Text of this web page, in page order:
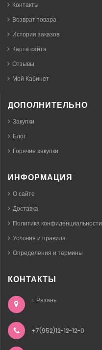
Контакты
Возврат товара
История заказов
Карта сайта
Отзывы
Мой Кабинет
ДОПОЛНИТЕЛЬНО
Закупки
Блог
Горячие закупки
ИНФОРМАЦИЯ
О сайте
Доставка
Политика конфиденциальности
Условия и правила
Определения и термины
КОНТАКТЫ
г. Рязань
+7(952)12-12-12-0